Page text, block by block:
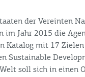
der Vereinten
im Jahr 2015 die
Katalog mit 17
Sustainable
Welt soll sich in einen